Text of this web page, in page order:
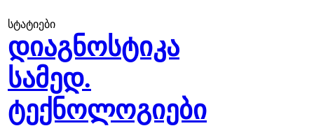
სტატიები
დიაგნოსტიკა
სამედ.
ტექნოლოგიები